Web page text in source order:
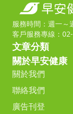
服務時間：週一～
客戶服務專線：
文章分類
關於早安健康
關於我們
聯絡我們
廣告刊登